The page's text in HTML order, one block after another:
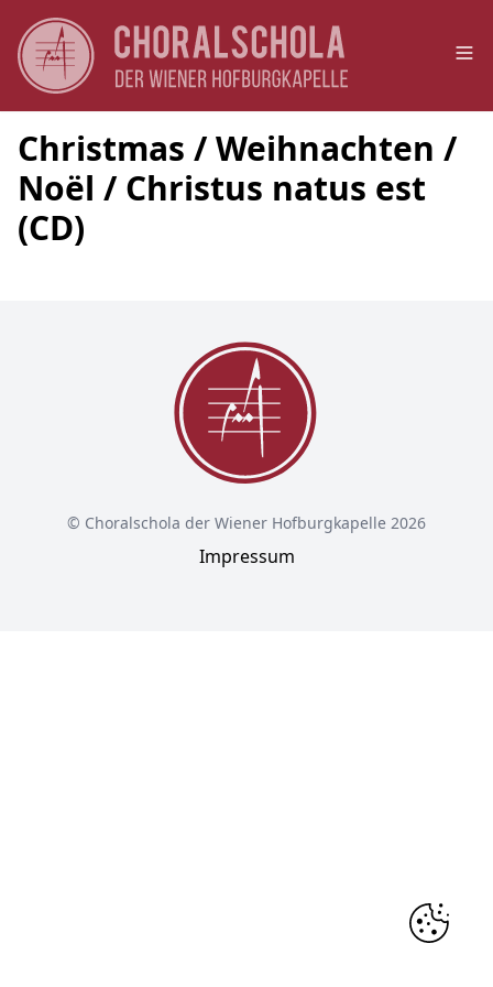
Christmas / Weihnachten /
Noël / Christus natus est
(CD)
© Choralschola der Wiener Hofburgkapelle 2026
Impressum